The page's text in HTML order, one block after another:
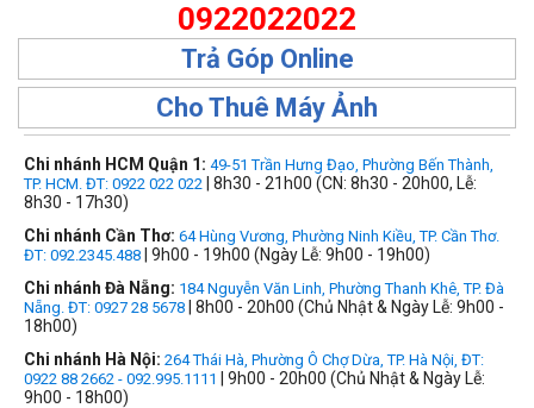
0922022022
Trả Góp Online
Cho Thuê Máy Ảnh
Chi nhánh HCM Quận 1: 49-51 Trần Hưng Đạo, Phường Bến Thành,
TP. HCM. ĐT: 0922 022 022 | 8h30 - 21h00 (CN: 8h30 - 20h00, Lễ:
8h30 - 17h30)
Chi nhánh Cần Thơ: 64 Hùng Vương, Phường Ninh Kiều, TP. Cần Thơ.
ĐT: 092.2345.488 | 9h00 - 19h00 (Ngày Lễ: 9h00 - 19h00)
Chi nhánh Đà Nẵng: 184 Nguyễn Văn Linh, Phường Thanh Khê, TP. Đà
Nẵng. ĐT: 0927 28 5678 | 8h00 - 20h00 (Chủ Nhật & Ngày Lễ: 9h00 -
18h00)
Chi nhánh Hà Nội: 264 Thái Hà, Phường Ô Chợ Dừa, TP. Hà Nội, ĐT:
0922 88 2662 - 092.995.1111
| 9h00 - 20h00 (Chủ Nhật & Ngày Lễ:
9h00 - 18h00)